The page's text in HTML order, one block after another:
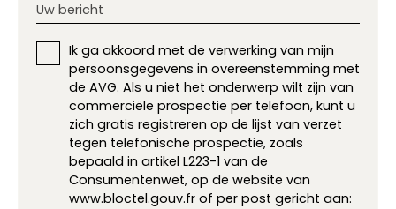
Uw bericht
Ik ga akkoord met de verwerking van mijn
persoonsgegevens in overeenstemming met
de AVG. Als u niet het onderwerp wilt zijn van
commerciële prospectie per telefoon, kunt u
zich gratis registreren op de lijst van verzet
tegen telefonische prospectie, zoals
bepaald in artikel L223-1 van de
Consumentenwet, op de website van
www.bloctel.gouv.fr of per post gericht aan: